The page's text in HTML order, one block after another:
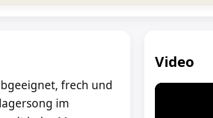
frech und
im
Video